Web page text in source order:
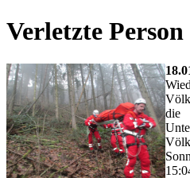
Verletzte Person
die